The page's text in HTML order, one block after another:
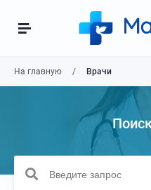
На главную Врачи